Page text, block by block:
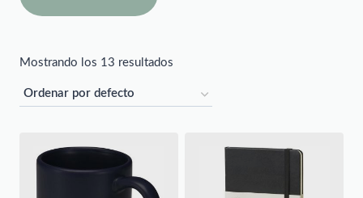
Mostrando los 13 resultados